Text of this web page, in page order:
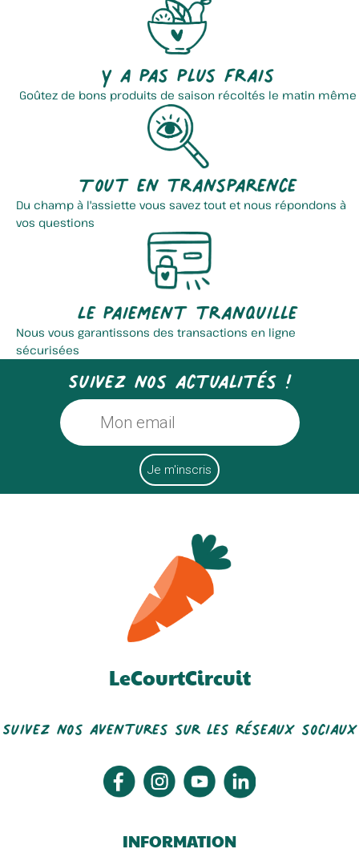
Y a pas plus frais
Goûtez de bons produits de saison récoltés le matin même
Tout en transparence
Du champ à l'assiette vous savez tout et nous répondons à
vos questions
Le paiement tranquille
Nous vous garantissons des transactions en ligne
sécurisées
Suivez nos actualités !
LeCourtCircuit
Suivez nos aventures sur les réseaux sociaux
INFORMATION